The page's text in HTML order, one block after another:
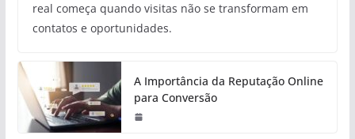
real começa quando visitas não se transformam em
contatos e oportunidades.
A Importância da Reputação Online
para Conversão